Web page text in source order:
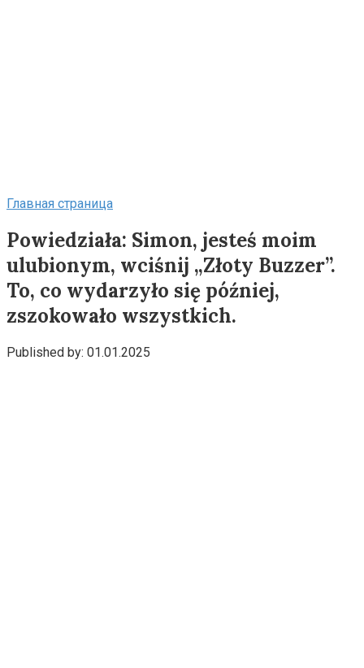
Главная страница
Powiedziała: Simon, jesteś moim
ulubionym, wciśnij „Złoty Buzzer”.
To, co wydarzyło się później,
zszokowało wszystkich.
Published by: 01.01.2025